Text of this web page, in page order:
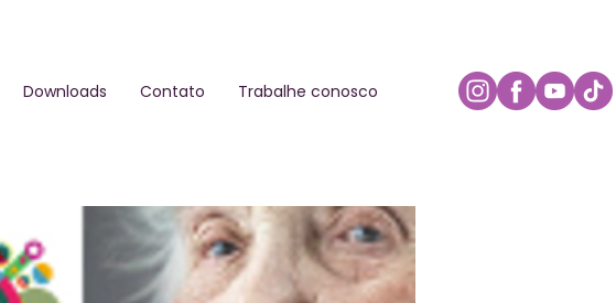
Downloads Contato Trabalhe conosco